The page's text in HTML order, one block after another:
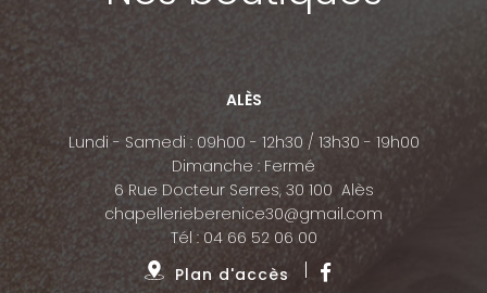
ALÈS
Lundi - Samedi : 09h00 - 12h30 / 13h30 - 19h00
Dimanche : Fermé
6 Rue Docteur Serres, 30 100 Alès
chapellerieberenice30@gmail.com
Tél : 04 66 52 06 00
Plan d'accès